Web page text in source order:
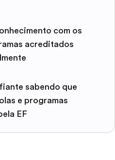
com os
acreditados
sabendo que
e programas
EF